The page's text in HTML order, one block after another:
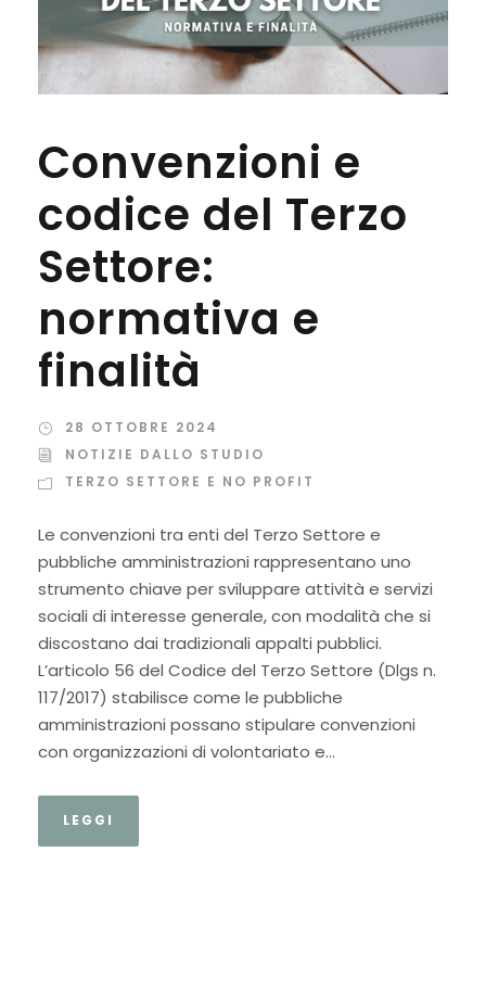
Convenzioni e
codice del Terzo
Settore:
normativa e
finalità
28 OTTOBRE 2024
NOTIZIE DALLO STUDIO
TERZO SETTORE E NO PROFIT
Le convenzioni tra enti del Terzo Settore e
pubbliche amministrazioni rappresentano uno
strumento chiave per sviluppare attività e servizi
sociali di interesse generale, con modalità che si
discostano dai tradizionali appalti pubblici.
L’articolo 56 del Codice del Terzo Settore (Dlgs n.
117/2017) stabilisce come le pubbliche
amministrazioni possano stipulare convenzioni
con organizzazioni di volontariato e...
LEGGI